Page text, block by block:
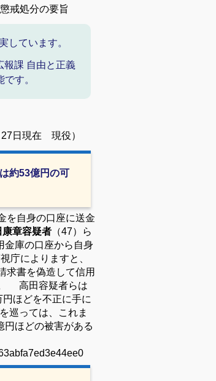
戒処分の要旨
しています。
報課 自由と正義
す。
日現在 現役）
約53億円の可
を自身の口座に送金
章容疑者 （47）ら
金庫の口座から自身
庁によりますと、
求書を偽造して信用
。 高田容疑者らは
ほどを不正に手に
巡っては、これま
円ほどの被害がある